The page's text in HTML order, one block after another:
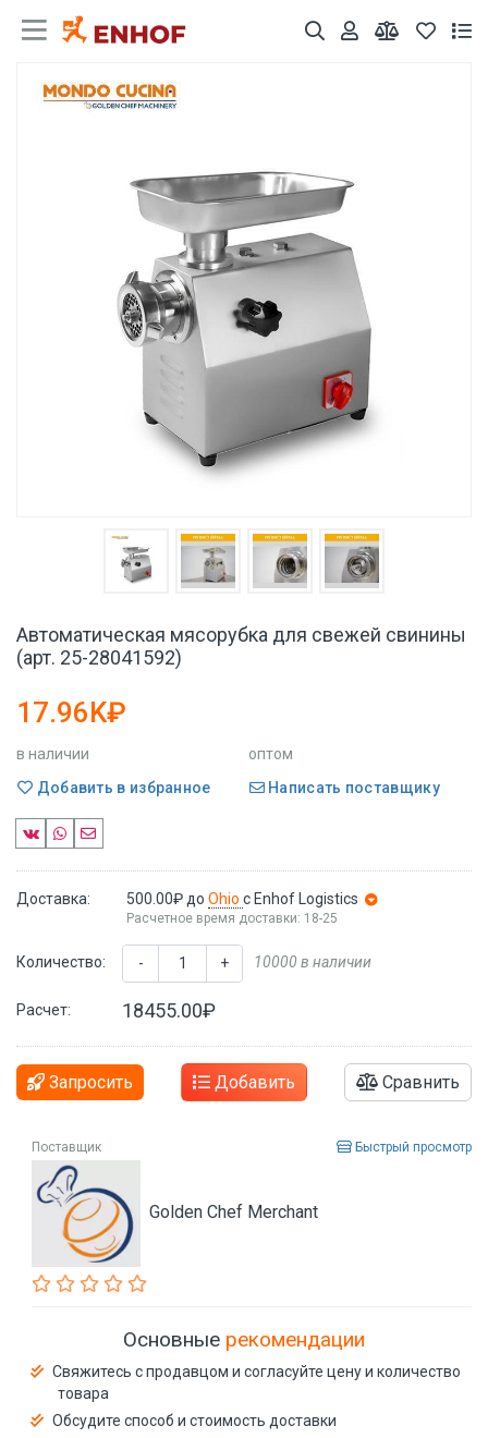
Автоматическая мясорубка для свежей свинины
(арт. 25-28041592)
17.96K₽
в наличии
оптом
Добавить в избранное
Написать поставщику
Доставка: 500.00₽ до Ohio с Enhof Logistics
Расчетное время доставки: 18-25
Количество: - + 10000 в наличии
Расчет: 18455.00₽
Запросить Добавить Сравнить
Поставщик Быстрый просмотр
Golden Chef Merchant
Основные рекомендации
Свяжитесь с продавцом и согласуйте цену и количество
товара
Обсудите способ и стоимость доставки